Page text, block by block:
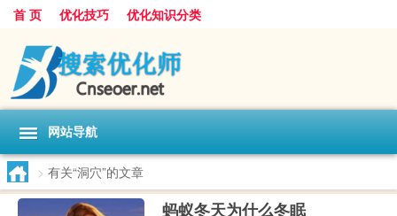
首 页 优化技巧 优化知识分类
网站导航
> 有关“洞穴”的文章
蚂蚁冬天为什么冬眠